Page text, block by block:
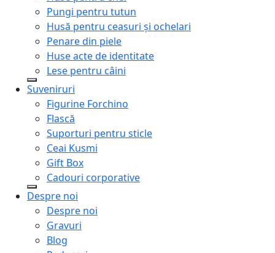
Pungi pentru tutun
Husă pentru ceasuri și ochelari
Penare din piele
Huse acte de identitate
Lese pentru câini
Suveniruri
Figurine Forchino
Flască
Suporturi pentru sticle
Ceai Kusmi
Gift Box
Cadouri corporative
Despre noi
Despre noi
Gravuri
Blog